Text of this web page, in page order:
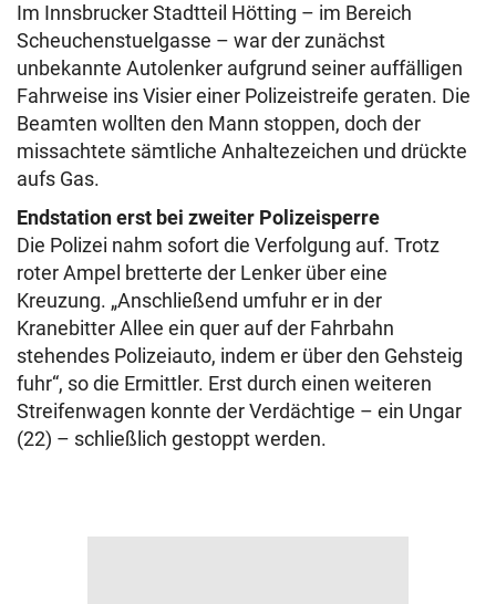
Im Innsbrucker Stadtteil Hötting – im Bereich
Scheuchenstuelgasse – war der zunächst
unbekannte Autolenker aufgrund seiner auffälligen
Fahrweise ins Visier einer Polizeistreife geraten. Die
Beamten wollten den Mann stoppen, doch der
missachtete sämtliche Anhaltezeichen und drückte
aufs Gas.
Endstation erst bei zweiter Polizeisperre
Die Polizei nahm sofort die Verfolgung auf. Trotz
roter Ampel bretterte der Lenker über eine
Kreuzung. „Anschließend umfuhr er in der
Kranebitter Allee ein quer auf der Fahrbahn
stehendes Polizeiauto, indem er über den Gehsteig
fuhr“, so die Ermittler. Erst durch einen weiteren
Streifenwagen konnte der Verdächtige – ein Ungar
(22) – schließlich gestoppt werden.